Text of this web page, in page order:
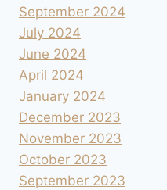
September 2024
July 2024
June 2024
April 2024
January 2024
December 2023
November 2023
October 2023
September 2023